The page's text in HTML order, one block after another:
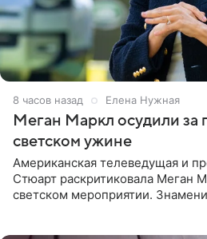
8 часов назад Елена Нужная
Меган Маркл осудили за
светском ужине
Американская телеведущая и
Стюарт раскритиковала Меган
светском мероприятии.